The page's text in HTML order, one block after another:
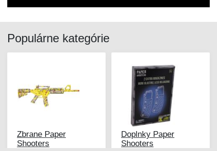
Populárne kategórie
Zbrane Paper
Shooters
Doplnky Paper
Shooters